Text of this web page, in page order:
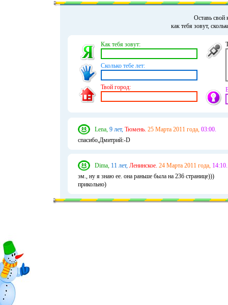
Оставь свой
как тебя зовут,
Как тебя зовут:
Сколько тебе лет:
Твой город:
Lena, 9 лет, Тюмень. 25 Марта 2011 года, 03:00.
спасибо,Дмитрий:-D
Dima, 11 лет, Ленинское. 24 Марта 2011 года, 14:10.
эм., ну я знаю ее. она раньше была на 236 странице)))
прикольно)